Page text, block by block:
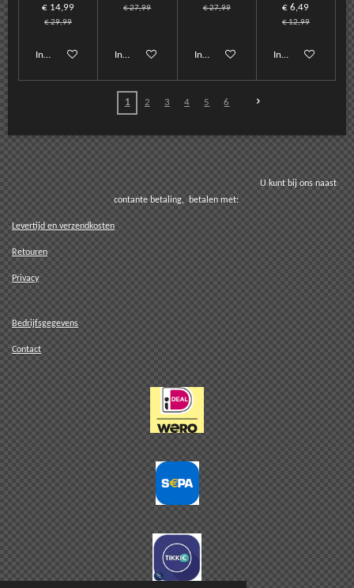
€ 14,99
€ 29,99
In winkelwagen
€ 27,99
In winkelwagen
€ 27,99
In winkelwagen
€ 6,49
€ 12,99
In winkelwagen
1 2 3 4 5 6
U kunt bij ons naast
contante betaling, betalen met:
Levertijd en verzendkosten
Retouren
Privacy
Bedrijfsgegevens
Contact